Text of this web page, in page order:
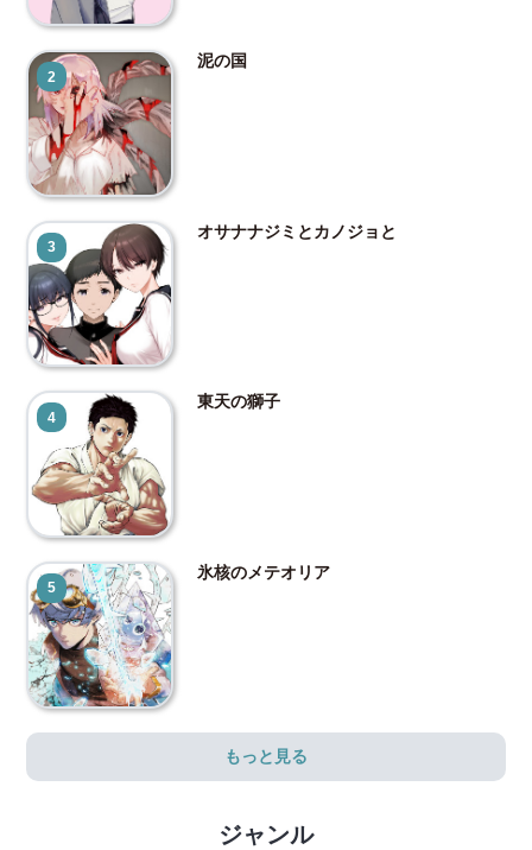
2
泥の国
3
オサナナジミとカノジョと
4
東天の獅子
5
氷核のメテオリア
もっと見る
ジャンル